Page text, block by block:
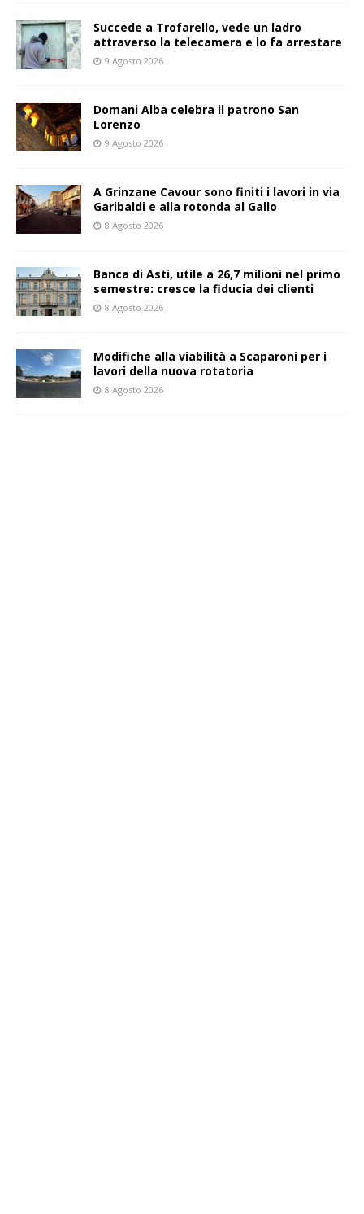
Succede a Trofarello, vede un ladro
attraverso la telecamera e lo fa arrestare
9 Agosto 2026
Domani Alba celebra il patrono San
Lorenzo
9 Agosto 2026
A Grinzane Cavour sono finiti i lavori in via
Garibaldi e alla rotonda al Gallo
8 Agosto 2026
Banca di Asti, utile a 26,7 milioni nel primo
semestre: cresce la fiducia dei clienti
8 Agosto 2026
Modifiche alla viabilità a Scaparoni per i
lavori della nuova rotatoria
8 Agosto 2026